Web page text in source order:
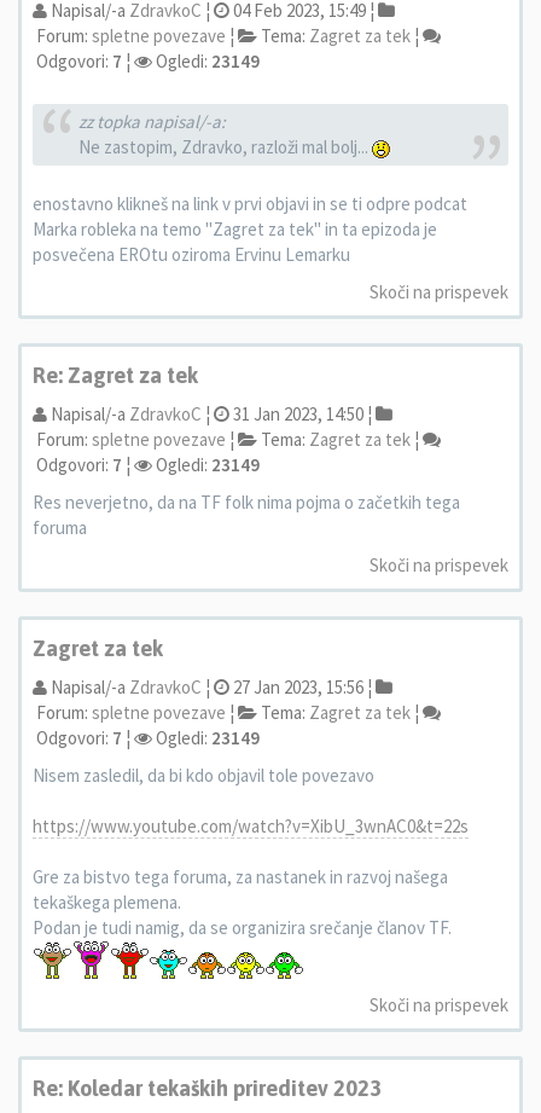
Napisal/-a ZdravkoC ¦
04 Feb 2023, 15:49 ¦
Forum: spletne povezave ¦ Tema: Zagret za tek ¦
Odgovori: 7 ¦ Ogledi: 23149
zz topka napisal/-a:
Ne zastopim, Zdravko, razloži mal bolj...
enostavno klikneš na link v prvi objavi in se ti odpre podcat
Marka robleka na temo "Zagret za tek" in ta epizoda je
posvečena EROtu oziroma Ervinu Lemarku
Skoči na prispevek
Re: Zagret za tek
Napisal/-a ZdravkoC ¦
31 Jan 2023, 14:50 ¦
Forum: spletne povezave ¦ Tema: Zagret za tek ¦
Odgovori: 7 ¦ Ogledi: 23149
Res neverjetno, da na TF folk nima pojma o začetkih tega
foruma
Skoči na prispevek
Zagret za tek
Napisal/-a ZdravkoC ¦
27 Jan 2023, 15:56 ¦
Forum: spletne povezave ¦ Tema: Zagret za tek ¦
Odgovori: 7 ¦ Ogledi: 23149
Nisem zasledil, da bi kdo objavil tole povezavo
https://www.youtube.com/watch?v=XibU_3wnAC0&t=22s
Gre za bistvo tega foruma, za nastanek in razvoj našega
tekaškega plemena.
Podan je tudi namig, da se organizira srečanje članov TF.
Skoči na prispevek
Re: Koledar tekaških prireditev 2023